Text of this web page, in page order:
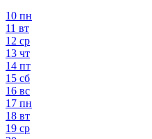
10 пн
11 вт
12 ср
13 чт
14 пт
15 сб
16 вс
17 пн
18 вт
19 ср